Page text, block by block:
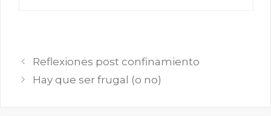
Reflexiones post confinamiento
Hay que ser frugal (o no)